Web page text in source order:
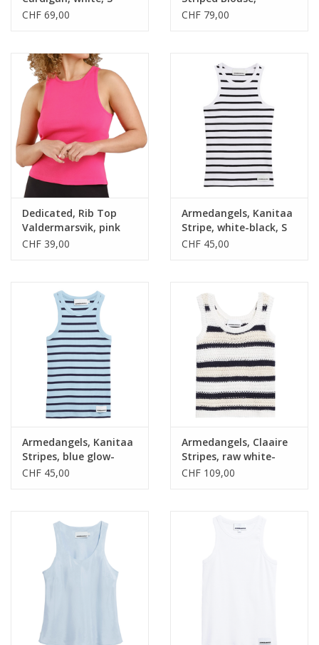
CHF 69,00
oatmilk-black, S
CHF 79,00
Dedicated, Rib Top
Valdermarsvik, pink
raspberry, S
CHF 39,00
Armedangels, Kanitaa
Stripe, white-black, S
CHF 45,00
Armedangels, Kanitaa
Stripes, blue glow-
tinted navy, S
CHF 45,00
Armedangels, Claaire
Stripes, raw white-
night sky, S
CHF 109,00